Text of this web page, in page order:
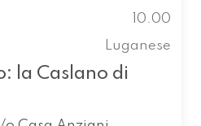
10.00
Luganese
la Caslano di